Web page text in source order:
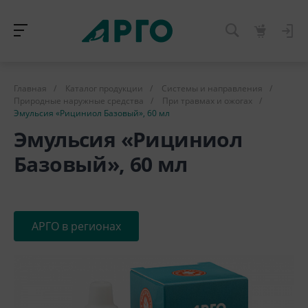
Главная / Каталог продукции / Системы и направления
/
Природные наружные средства
/ При травмах и ожогах
/
Эмульсия «Рициниол Базовый», 60 мл
Эмульсия «Рициниол
Базовый», 60 мл
АРГО в регионах